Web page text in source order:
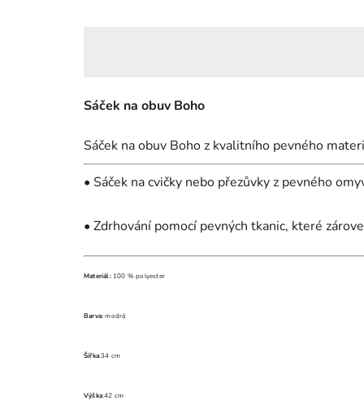
Sáček na obuv Boho
Sáček na obuv Boho z kvalitního pevného
• Sáček na cvičky nebo přezůvky z pevného
• Zdrhování pomocí pevných tkanic, které
Materiál: 100 % polyester
Barva:modrá
Šířka:34 cm
Výška:42 cm